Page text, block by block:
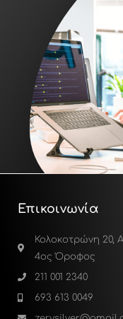
Επικοινωνία
Κολοκοτρώνη 20,
4ος Όροφος
211 001 2340
693 613 0049